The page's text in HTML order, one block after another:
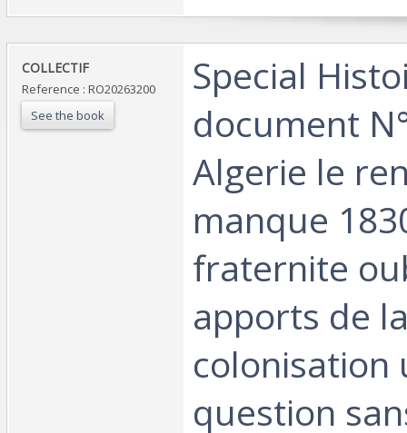
‎COLLECTIF‎
Reference : RO20263200
See the book
‎Special
document
Algerie le
manque
fraternite
apports de
colonisation
question